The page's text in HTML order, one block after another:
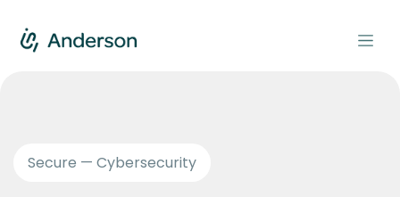
Secure — Cybersecurity